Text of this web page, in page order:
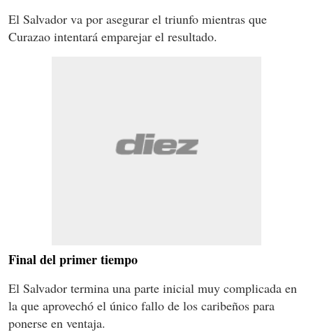
El Salvador va por asegurar el triunfo mientras que
Curazao intentará emparejar el resultado.
Final del primer tiempo
El Salvador termina una parte inicial muy complicada en
la que aprovechó el único fallo de los caribeños para
ponerse en ventaja.